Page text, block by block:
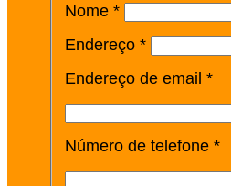
Nome *
Endereço *
Endereço de email *
Número de telefone *